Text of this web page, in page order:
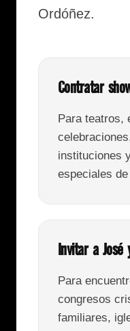
Ordóñez.
Contratar
Para teatros,
instituciones
especiales
Invitar a José
Para
congresos
familiares,